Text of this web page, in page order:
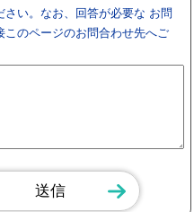
さい。なお、回答が必要な お問
このページのお問合わせ先へご